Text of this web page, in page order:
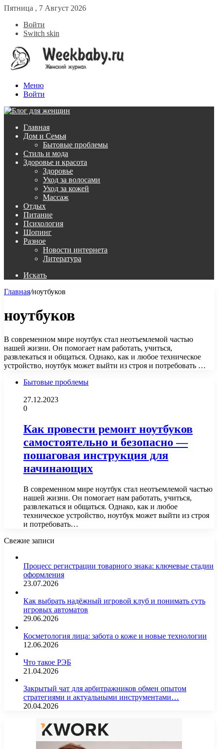
Пятница , 7 Август 2026
Войти
Switch skin
Меню
Войти
Главная
Дом и Семья
Бытовые проблемы
Стиль и мода
Здоровье и красота
Здоровье
Уход за волосами
Уход за кожей
Массаж
Отдых
Питание
Психология
Шопинг
Разное
Новости интернета
Литература
Искать
Главная/ноутбуков
ноутбуков
В современном мире ноутбук стал неотъемлемой частью
нашей жизни. Он помогает нам работать, учиться,
развлекаться и общаться. Однако, как и любое техническое
устройство, ноутбук может выйти из строя и потребовать …
Бытовые проблемы
27.12.2023
0
Как провести ремонт ноутбуков
самостоятельно и безопасно —
пошаговая инструкция для
начинающих
В современном мире ноутбук стал неотъемлемой частью
нашей жизни. Он помогает нам работать, учиться,
развлекаться и общаться. Однако, как и любое
техническое устройство, ноутбук может выйти из строя
и потребовать…
Свежие записи
Процесс регистрации товарного знака: ключевые стадии
оформления
23.07.2026
Как выбрать надёжный игровой клуб и понимать суть
игровых автоматов
29.06.2026
Косметология лица: забота о коже и новые технологии
12.06.2026
Что такое РЭБ
21.04.2026
Закрытый чат для арбитражников обмен опытом
стратегиями и актуальными инструментами…
20.04.2026